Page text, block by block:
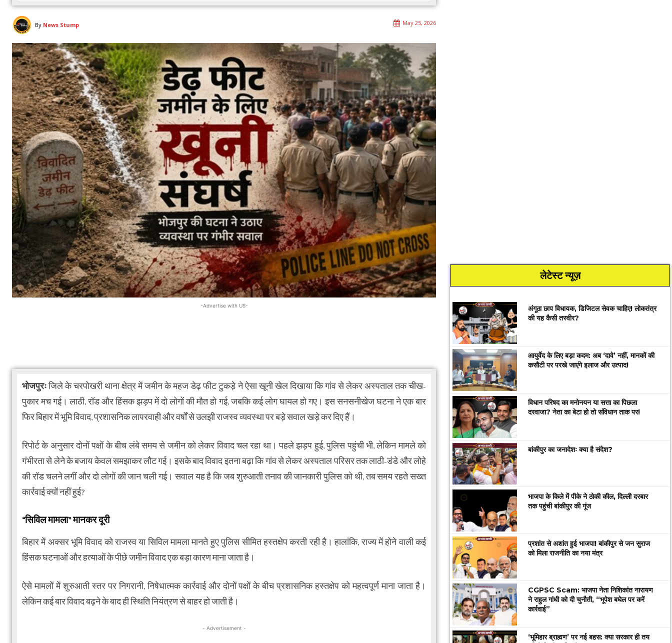
By News Stump May 25, 2026
-Advertise with US-
भोजपुरःजिले के चरपोखरी थाना क्षेत्र में जमीन के महज डेढ़ फीट टुकड़े ने ऐसा खूनी खेल दिखाया कि गांव से लेकर अस्पताल तक चीख-
पुकार मच गई। लाठी, रॉड और हिंसक झड़प में दो लोगों की मौत हो गई, जबकि कई लोग घायल हो गए। इस सनसनीखेज घटना ने एक बार
फिर बिहार में भूमि विवाद, प्रशासनिक लापरवाही और वर्षों से उलझी राजस्व व्यवस्था पर बड़े सवाल खड़े कर दिए हैं।
रिपोर्ट के अनुसार दोनों पक्षों के बीच लंबे समय से जमीन को लेकर विवाद चल रहा था। पहले झड़प हुई, पुलिस पहुंची भी, लेकिन मामले को
गंभीरता से लेने के बजाय केवल समझाकर लौट गई। इसके बाद विवाद इतना बढ़ा कि गांव से लेकर अस्पताल परिसर तक लाठी-डंडे और लोहे
की रॉड चलने लगीं और दो लोगों की जान चली गई। सवाल यह है कि जब शुरुआती तनाव की जानकारी पुलिस को थी, तब समय रहते सख्त
कार्रवाई क्यों नहीं हुई?
“सिविल मामला” मानकर दूरी
बिहार में अक्सर भूमि विवाद को राजस्व या सिविल मामला मानते हुए पुलिस सीमित हस्तक्षेप करती रही है। हालांकि, राज्य में होने वाली कई
हिंसक घटनाओं और हत्याओं के पीछे जमीन विवाद एक बड़ा कारण माना जाता है।
ऐसे मामलों में शुरुआती स्तर पर निगरानी, निषेधात्मक कार्रवाई और दोनों पक्षों के बीच प्रशासनिक हस्तक्षेप को महत्वपूर्ण माना जाता है।
लेकिन कई बार विवाद बढ़ने के बाद ही स्थिति नियंत्रण से बाहर हो जाती है।
- Advertisement -
लेटेस्ट न्यूज़
अंगूठा छाप विधायक, डिजिटल सेवक चाहिए! लोकतंत्र
की यह कैसी तस्वीर?
आयुर्वेद के लिए बड़ा कदम: अब ‘दावे’ नहीं, मानकों की
कसौटी पर परखे जाएंगे इलाज और उत्पाद!
विधान परिषद का मनोनयन या सत्ता का पिछला
दरवाजा? नेता का बेटा हो तो संविधान ताक पर!
बांकीपुर का जनादेशः क्या है संदेश?
भाजपा के किले में पीके ने ठोकी कील, दिल्ली दरबार
तक पहुंची बांकीपुर की गूंज
प्रशांत से अशांत हुई भाजपा! बांकीपुर से जन सुराज
को मिला राजनीति का नया मंत्र
CGPSC Scam: भाजपा नेता निशिकांत नारायण
ने राहुल गांधी को दी चुनौती, “भूपेश बघेल पर करें
कार्रवाई”
‘भूमिहार ब्राह्मण’ पर नई बहस: क्या सरकार ही तय